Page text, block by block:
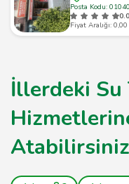
Posta Kodu: 01040
Fiyat Aralığı:
İllerdeki Su
Atabilirsiniz